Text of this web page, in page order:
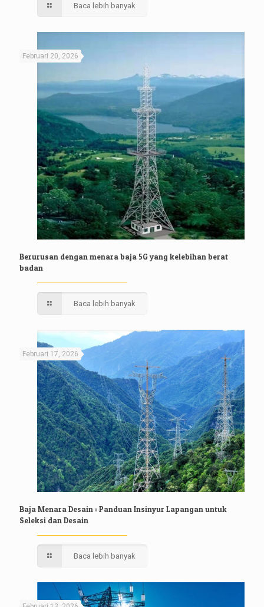
Baca lebih banyak
Februari 20, 2026
Berurusan dengan menara baja 5G yang kelebihan berat
badan
Baca lebih banyak
Februari 17, 2026
Baja Menara Desain : Panduan Insinyur Lapangan untuk
Seleksi dan Desain
Baca lebih banyak